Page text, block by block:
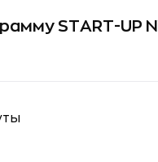
START-UP